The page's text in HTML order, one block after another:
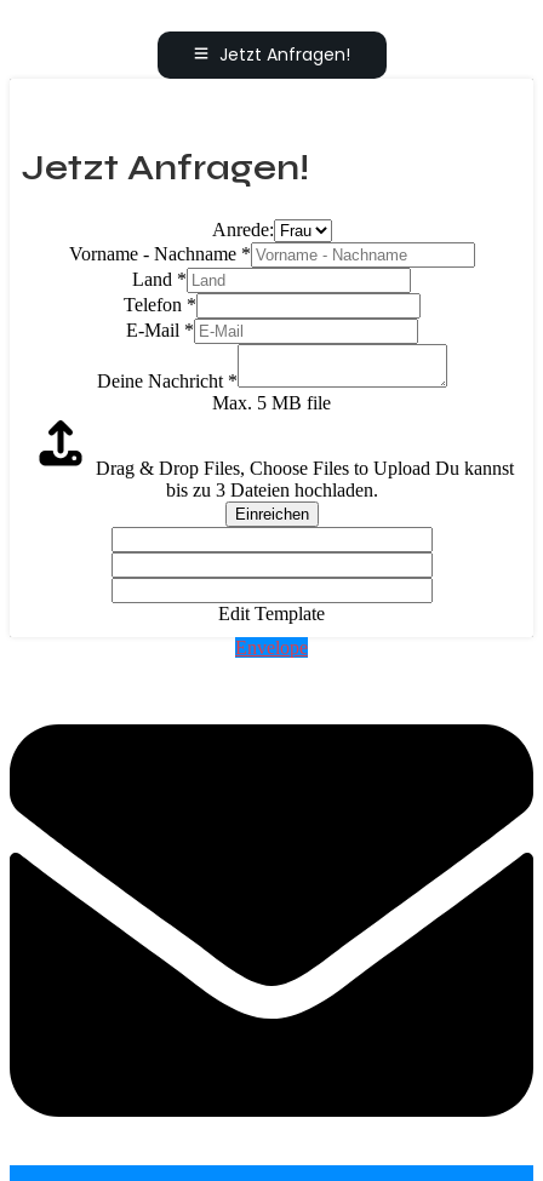
Jetzt Anfragen!
Jetzt Anfragen!
Anrede:
Vorname - Nachname *
Land *
Telefon *
E-Mail *
Deine Nachricht *
Max. 5 MB file
Drag & Drop Files, Choose Files to Upload Du kannst
bis zu 3 Dateien hochladen.
Einreichen
Edit Template
Envelope